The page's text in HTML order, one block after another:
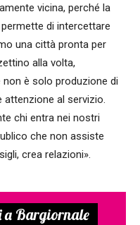
vicina, perché la
di intercettare
una città pronta per
alla volta,
è solo produzione di
attenzione al servizio.
chi entra nei nostri
che non assiste
crea relazioni».
a Bargiornale